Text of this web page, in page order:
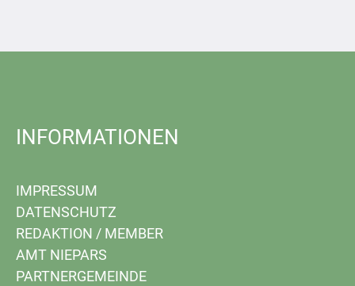
INFORMATIONEN
IMPRESSUM
DATENSCHUTZ
REDAKTION / MEMBER
AMT NIEPARS
PARTNERGEMEINDE